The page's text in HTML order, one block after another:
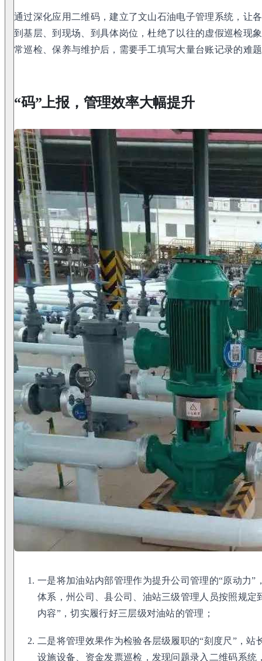
通过深化应用二维码，建立了文山石油电子管理系统，让
到基层、到现场、到具体岗位，杜绝了以往的虚假巡检现
常巡检、保养与维护后，需要手工填写大量台账记录的难
“码”上报，管理效率大幅提升
一是将加油站内部管理作为提升公司管理的“原动力
体系，州公司、县公司、油站三级管理人员按照规定
内容”，切实履行好三层级对油站的管理；
二是将管理效果作为检验各层级履职的“刻度尺”，
设施设备、资金发票巡检，发现问题录入二维码系